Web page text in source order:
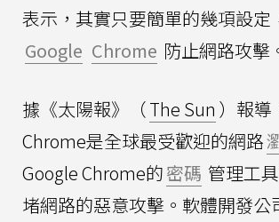
表示，其實只要簡單的幾項設定
Google Chrome 防止網路攻擊
據《太陽報》（The Sun ）報導
Chrome是全球最受歡迎的網路
Google Chrome的密碼 管理工
堵網路的惡意攻擊。軟體開發公